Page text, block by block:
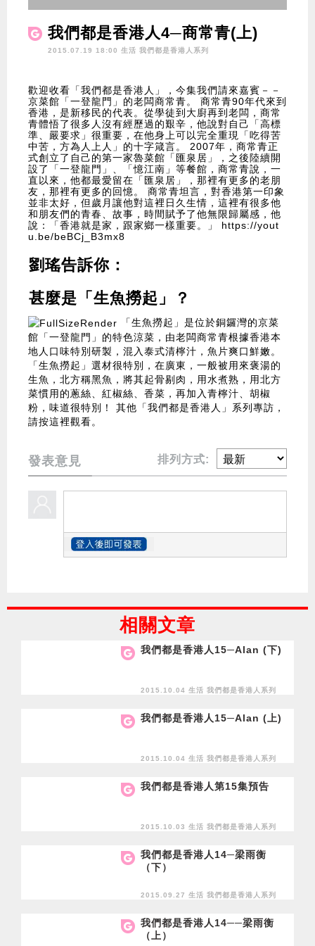
我們都是香港人4─商常青(上)
2015.07.19 18:00 生活 我們都是香港人系列
歡迎收看「我們都是香港人」，今集我們請來嘉賓－－
京菜館「一登龍門」的老闆商常青。 商常青90年代來到
香港，是新移民的代表。從學徒到大廚再到老闆，商常
青體悟了很多人沒有經歷過的艱辛，他說對自己「高標
準、嚴要求」很重要，在他身上可以完全重現「吃得苦
中苦，方為人上人」的十字箴言。 2007年，商常青正
式創立了自己的第一家魯菜館「匯泉居」，之後陸續開
設了「一登龍門」、「憶江南」等餐館，商常青說，一
直以來，他都最愛留在「匯泉居」，那裡有更多的老朋
友，那裡有更多的回憶。 商常青坦言，對香港第一印象
並非太好，但歲月讓他對這裡日久生情，這裡有很多他
和朋友們的青春、故事，時間賦予了他無限歸屬感，他
說：「香港就是家，跟家鄉一樣重要。」 https://yout
u.be/beBCj_B3mx8
劉瑤告訴你：
甚麼是「生魚撈起」？
「生魚撈起」是位於銅鑼灣的京菜
館「一登龍門」的特色涼菜，由老闆商常青根據香港本
地人口味特別研製，混入泰式清檸汁，魚片爽口鮮嫩。
「生魚撈起」選材很特別，在廣東，一般被用來褒湯的
生魚，北方稱黑魚，將其起骨剔肉，用水煮熟，用北方
菜慣用的蔥絲、紅椒絲、香菜，再加入青檸汁、胡椒
粉，味道很特別！ 其他「我們都是香港人」系列專訪，
請按這裡觀看。
發表意見 排列方式:
相關文章
我們都是香港人15─Alan (下)
2015.10.04 生活 我們都是香港人系列
我們都是香港人15─Alan (上)
2015.10.04 生活 我們都是香港人系列
我們都是香港人第15集預告
2015.10.03 生活 我們都是香港人系列
我們都是香港人14─梁雨衡
（下）
2015.09.27 生活 我們都是香港人系列
我們都是香港人14──梁雨衡
（上）